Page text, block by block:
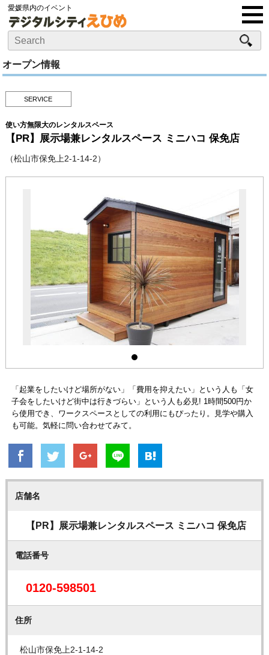
愛媛県内のイベント
オープン情報
SERVICE
使い方無限大のレンタルスペース
【PR】展示場兼レンタルスペース ミニハコ 保免店
（松山市保免上2-1-14-2）
「起業をしたいけど場所がない」「費用を抑えたい」という人も「女
子会をしたいけど街中は行きづらい」という人も必見! 1時間500円か
ら使用でき、ワークスペースとしての利用にもぴったり。見学や購入
も可能。気軽に問い合わせてみて。
店舗名
【PR】展示場兼レンタルスペース ミニハコ 保免店
電話番号
0120-598501
住所
松山市保免上2-1-14-2